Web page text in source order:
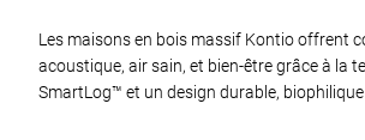
Les maisons en bois massif Kontio offrent
acoustique, air sain, et bien-être grâce à la
SmartLog™ et un design durable,